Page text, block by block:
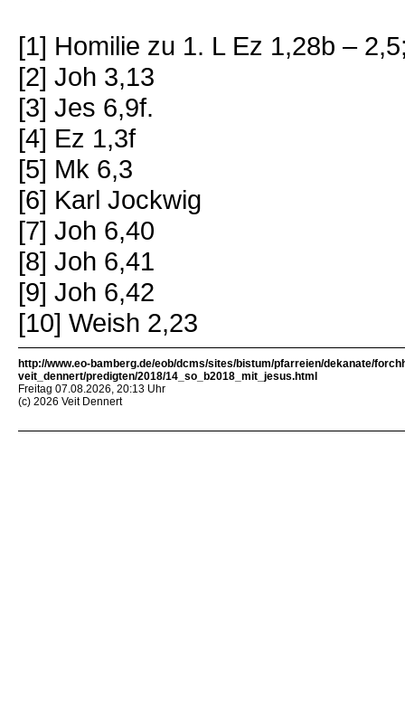
[1] Homilie zu 1. L Ez 1,28b –
[2] Joh 3,13
[3] Jes 6,9f.
[4] Ez 1,3f
[5] Mk 6,3
[6] Karl Jockwig
[7] Joh 6,40
[8] Joh 6,41
[9] Joh 6,42
[10] Weish 2,23
http://www.eo-bamberg.de/eob/dcms/sites/bistum/pfarreien/dekanate/
veit_dennert/predigten/2018/14_so_b2018_mit_jesus.html
Freitag 07.08.2026, 20:13 Uhr
(c) 2026 Veit Dennert